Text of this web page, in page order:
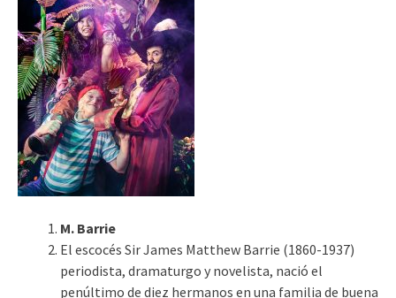
M. Barrie
El escocés Sir James Matthew Barrie (1860-1937)
periodista, dramaturgo y novelista, nació el
penúltimo de diez hermanos en una familia de buena